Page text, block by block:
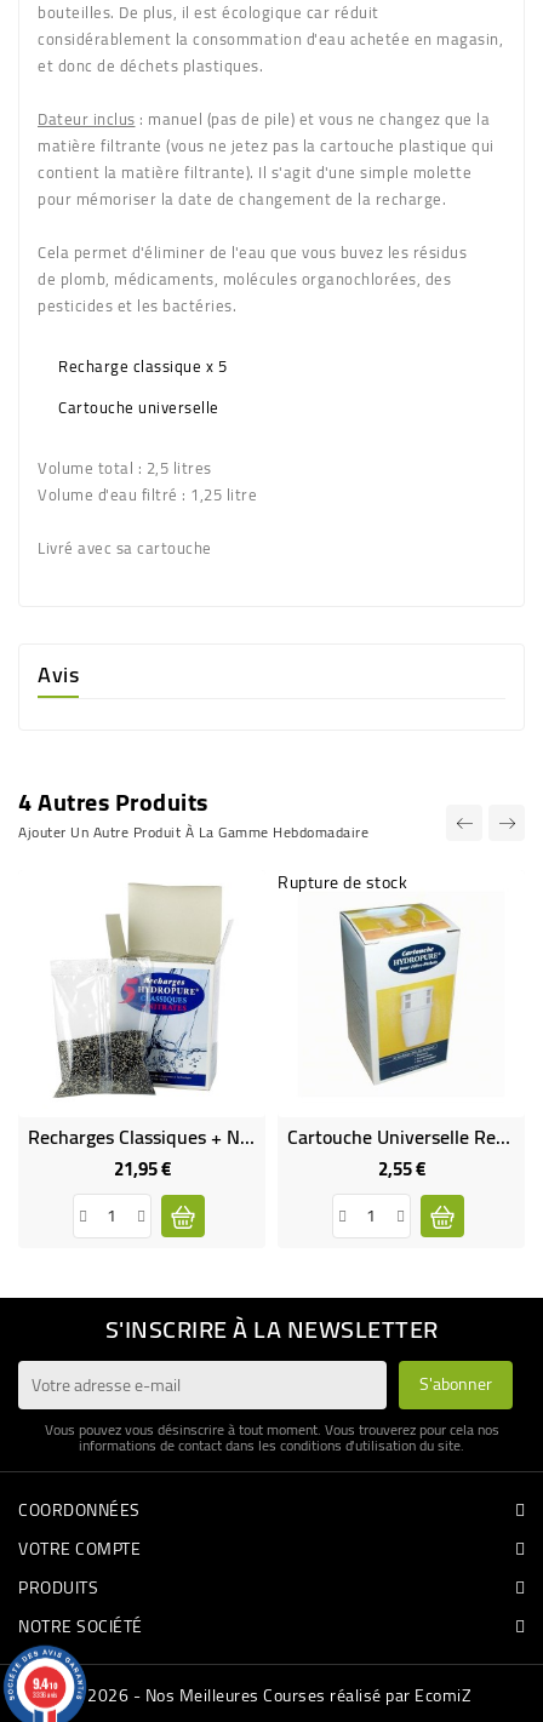
bouteilles. De plus, il est écologique car réduit
considérablement la consommation d'eau achetée en magasin,
et donc de déchets plastiques.
Dateur inclus : manuel (pas de pile) et vous ne changez que la
matière filtrante (vous ne jetez pas la cartouche plastique qui
contient la matière filtrante). Il s'agit d'une simple molette
pour mémoriser la date de changement de la recharge.
Cela permet d'éliminer de l'eau que vous buvez les résidus
de plomb, médicaments, molécules organochlorées, des
pesticides et les bactéries.
Recharge classique x 5
Cartouche universelle
Volume total : 2,5 litres
Volume d'eau filtré : 1,25 litre
Livré avec sa cartouche
Avis
4 Autres Produits
Ajouter Un Autre Produit À La Gamme Hebdomadaire
Recharges Classiques + Nitrates Pour Pichet Filtreur X5
21,95 €Prix
Rupture de stock
Cartouche Universelle Rechargeable Pour Filtre-Pichets
2,55 €Prix
S'INSCRIRE À LA NEWSLETTER
Vous pouvez vous désinscrire à tout moment. Vous trouverez pour cela nos
informations de contact dans les conditions d'utilisation du site.
COORDONNÉES
VOTRE COMPTE
PRODUITS
NOTRE SOCIÉTÉ
© 2026 - Nos Meilleures Courses réalisé par EcomiZ
9.4/10
3336 avis